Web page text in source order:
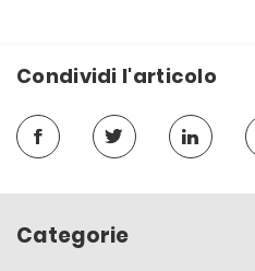
Condividi l'articolo
Categorie